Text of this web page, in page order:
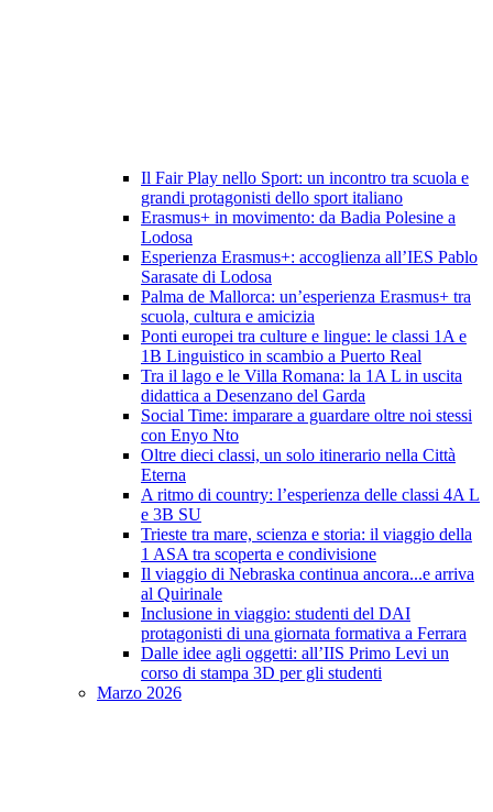
Il Fair Play nello Sport: un incontro tra scuola e
grandi protagonisti dello sport italiano
Erasmus+ in movimento: da Badia Polesine a
Lodosa
Esperienza Erasmus+: accoglienza all’IES Pablo
Sarasate di Lodosa
Palma de Mallorca: un’esperienza Erasmus+ tra
scuola, cultura e amicizia
Ponti europei tra culture e lingue: le classi 1A e
1B Linguistico in scambio a Puerto Real
Tra il lago e le Villa Romana: la 1A L in uscita
didattica a Desenzano del Garda
Social Time: imparare a guardare oltre noi stessi
con Enyo Nto
Oltre dieci classi, un solo itinerario nella Città
Eterna
A ritmo di country: l’esperienza delle classi 4A L
e 3B SU
Trieste tra mare, scienza e storia: il viaggio della
1 ASA tra scoperta e condivisione
Il viaggio di Nebraska continua ancora...e arriva
al Quirinale
Inclusione in viaggio: studenti del DAI
protagonisti di una giornata formativa a Ferrara
Dalle idee agli oggetti: all’IIS Primo Levi un
corso di stampa 3D per gli studenti
Marzo 2026